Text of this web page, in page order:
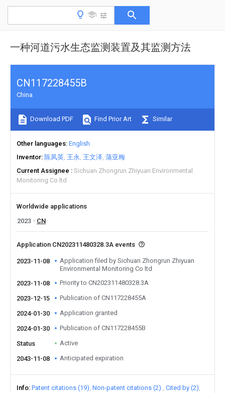
一种河道污水生态监测装置及其监测方法
CN117228455B
China
Download PDF Find Prior Art Similar
Other languages English
Inventor 陈凤英 王永 王文泽 蒲亚梅
Current Assignee
Sichuan Zhongrun Zhiyuan Environmental
Monitoring Co ltd
Worldwide applications
2023
CN
Application CN202311480328.3A events
2023-11-08
Application filed by Sichuan Zhongrun Zhiyuan
Environmental Monitoring Co ltd
2023-11-08
Priority to CN202311480328.3A
2023-12-15 Publication of CN117228455A
2024-01-30 Application granted
2024-01-30 Publication of CN117228455B
Status Active
2043-11-08 Anticipated expiration
Info Patent citations (19) Non-patent citations (2)
Cited by (2)